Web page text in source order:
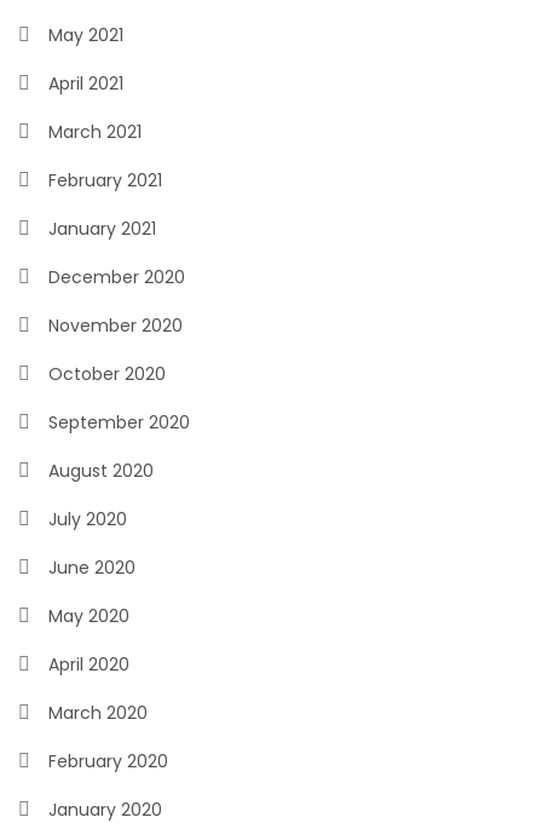
May 2021
April 2021
March 2021
February 2021
January 2021
December 2020
November 2020
October 2020
September 2020
August 2020
July 2020
June 2020
May 2020
April 2020
March 2020
February 2020
January 2020